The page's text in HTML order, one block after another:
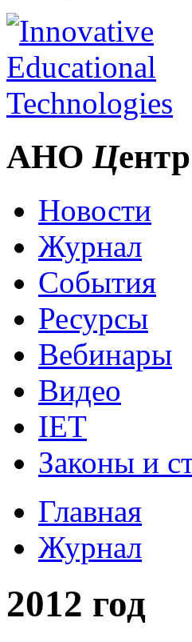
АНО Центр
Новости
Журнал
События
Ресурсы
Вебинары
Видео
IET
Законы и
Главная
Журнал
2012 год